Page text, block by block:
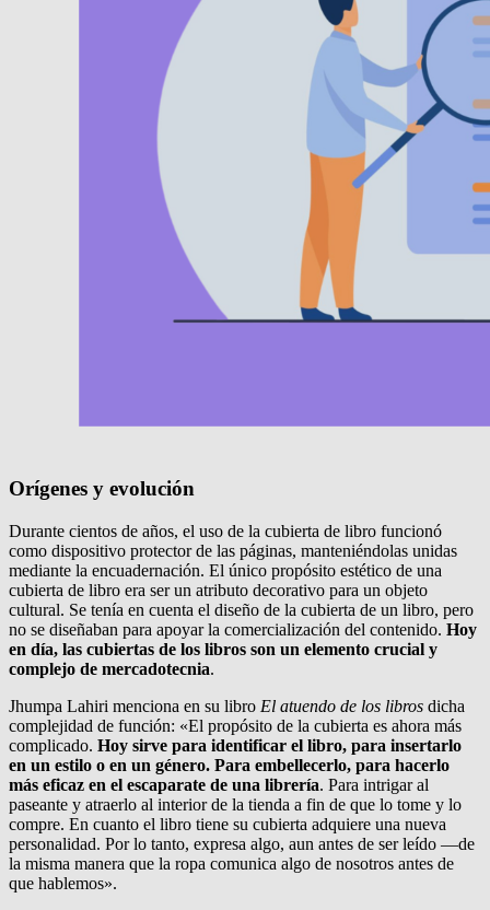
Orígenes y evolución
Durante cientos de años, el uso de la cubierta de libro funcionó
como dispositivo protector de las páginas, manteniéndolas unidas
mediante la encuadernación. El único propósito estético de una
cubierta de libro era ser un atributo decorativo para un objeto
cultural. Se tenía en cuenta el diseño de la cubierta de un libro, pero
no se diseñaban para apoyar la comercialización del contenido. Hoy
en día, las cubiertas de los libros son un elemento crucial y
complejo de mercadotecnia.
Jhumpa Lahiri menciona en su libro El atuendo de los libros dicha
complejidad de función: «El propósito de la cubierta es ahora más
complicado. Hoy sirve para identificar el libro, para insertarlo
en un estilo o en un género. Para embellecerlo, para hacerlo
más eficaz en el escaparate de una librería. Para intrigar al
paseante y atraerlo al interior de la tienda a fin de que lo tome y lo
compre. En cuanto el libro tiene su cubierta adquiere una nueva
personalidad. Por lo tanto, expresa algo, aun antes de ser leído —de
la misma manera que la ropa comunica algo de nosotros antes de
que hablemos».